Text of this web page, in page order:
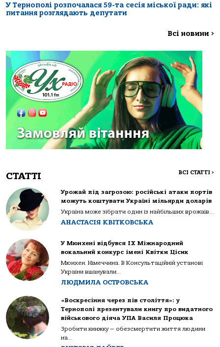
У Тернополі розпочалася 59-та сесія міської ради: які
питання розглядають депутати
Всі новини >
СТАТТІ ВСІ СТАТТІ >
Урожай під загрозою: російські атаки портів
можуть коштувати Україні мільярди доларів
Україна може зібрати один із найбільших врожаїв...
АНАСТАСІЯ КВІТКОВСЬКА
У Мюнхені відбувся IX Міжнародний
вокальний конкурс імені Квітки Цісик
Мюнхен. Німеччина. В Консультаційній установі
України вшанували...
ЛЮДМИЛА ОСТРОВСЬКА
«Воскресіння через пів століття»: у
Тернополі презентували книгу про видатного
військового діяча УПА Василя Процюка
Зробити книжку — обезсмертити життя людини
на...